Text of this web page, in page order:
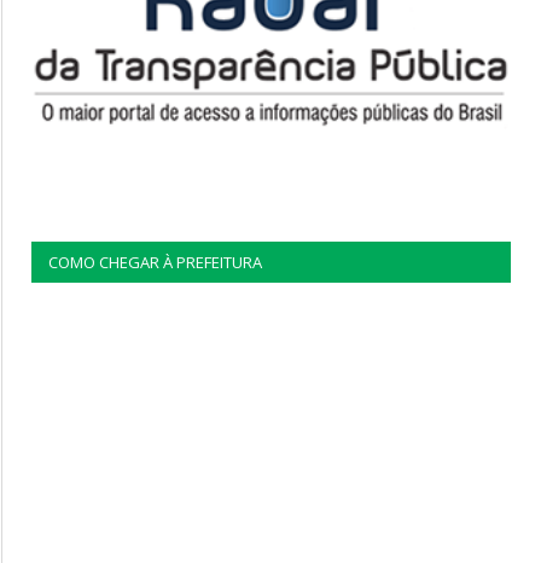
COMO CHEGAR À PREFEITURA